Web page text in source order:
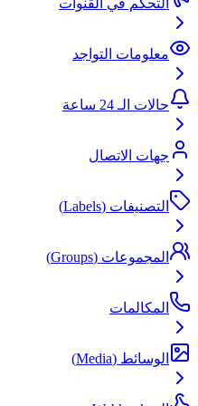
معلومات التواجد
حالات الـ 24 ساعة
جهات الاتصال
التصنيفات (Labels)
المجموعات (Groups)
المكالمات
الوسائط (Media)